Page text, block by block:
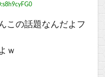
この話題なんだよフ
ｗ